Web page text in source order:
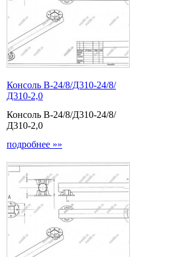
Консоль В-24/8/Д310-24/8/
Д310-2,0
Консоль В-24/8/Д310-24/8/
Д310-2,0
подробнее »»